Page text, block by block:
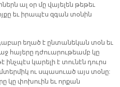
ալ օր մը վայելեն թեթեւ
եւ իրապէս զգան տօնին
եղած է ընտանեկան տօն եւ
հայերը դժուարութեամբ կը
կարելի է տունէն դուրս
ու սպասուած այս տօնը:
կը փոխուին եւ որքան